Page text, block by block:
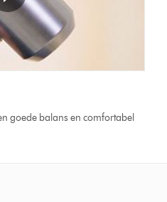
goede balans en comfortabel